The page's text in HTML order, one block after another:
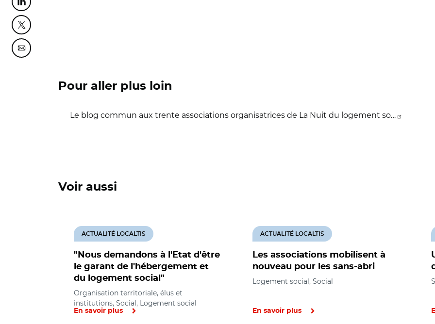
Partager cette page sur Linkedin
Partager cette page sur Twitter
Partager cette page sur Courriel
Pour aller plus loin
Le blog commun aux trente associations organisatrices de La Nuit du logement so…
Voir aussi
"Nous demandons à l'Etat d'être
le garant de l'hébergement et
du logement social"
ACTUALITÉ LOCALTIS
Organisation territoriale, élus et
institutions, Social, Logement social
En savoir plus
Les associations mobilisent à
nouveau pour les sans-abri
ACTUALITÉ LOCALTIS
Logement social, Social
En savoir plus